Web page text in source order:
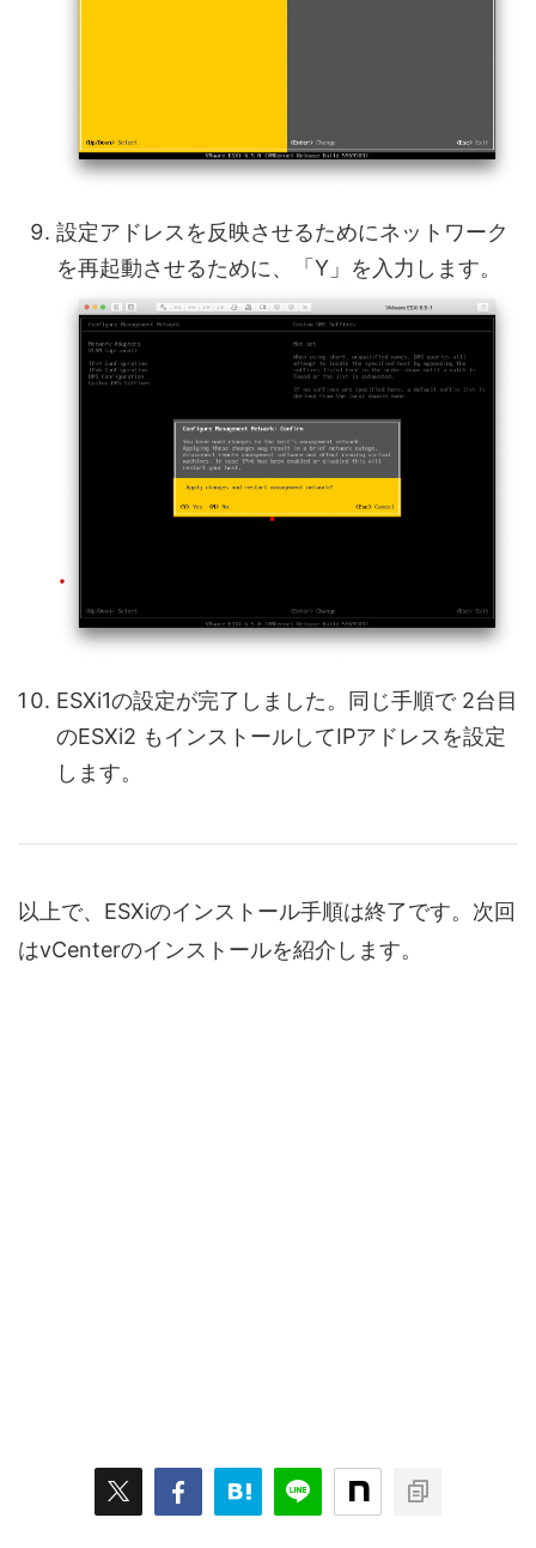
設定アドレスを反映させるためにネットワーク
を再起動させるために、「Y」を入力します。
ESXi1の設定が完了しました。同じ手順で 2台目
のESXi2 もインストールしてIPアドレスを設定
します。
以上で、ESXiのインストール手順は終了です。次回
はvCenterのインストールを紹介します。